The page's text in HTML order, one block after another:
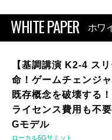
WHITE PAPER ホワ
【基調講演 K2-4 ス
命！ゲームチェンジ
既存概念を破壊する
ライセンス費用も不
Gモデル
ローカル5Gサミット